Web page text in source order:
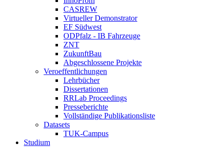
CASREW
Virtueller Demonstrator
EF Südwest
ODPfalz - IB Fahrzeuge
ZNT
ZukunftBau
Abgeschlossene Projekte
Veroeffentlichungen
Lehrbücher
Dissertationen
RRLab Proceedings
Presseberichte
Vollständige Publikationsliste
Datasets
TUK-Campus
Studium